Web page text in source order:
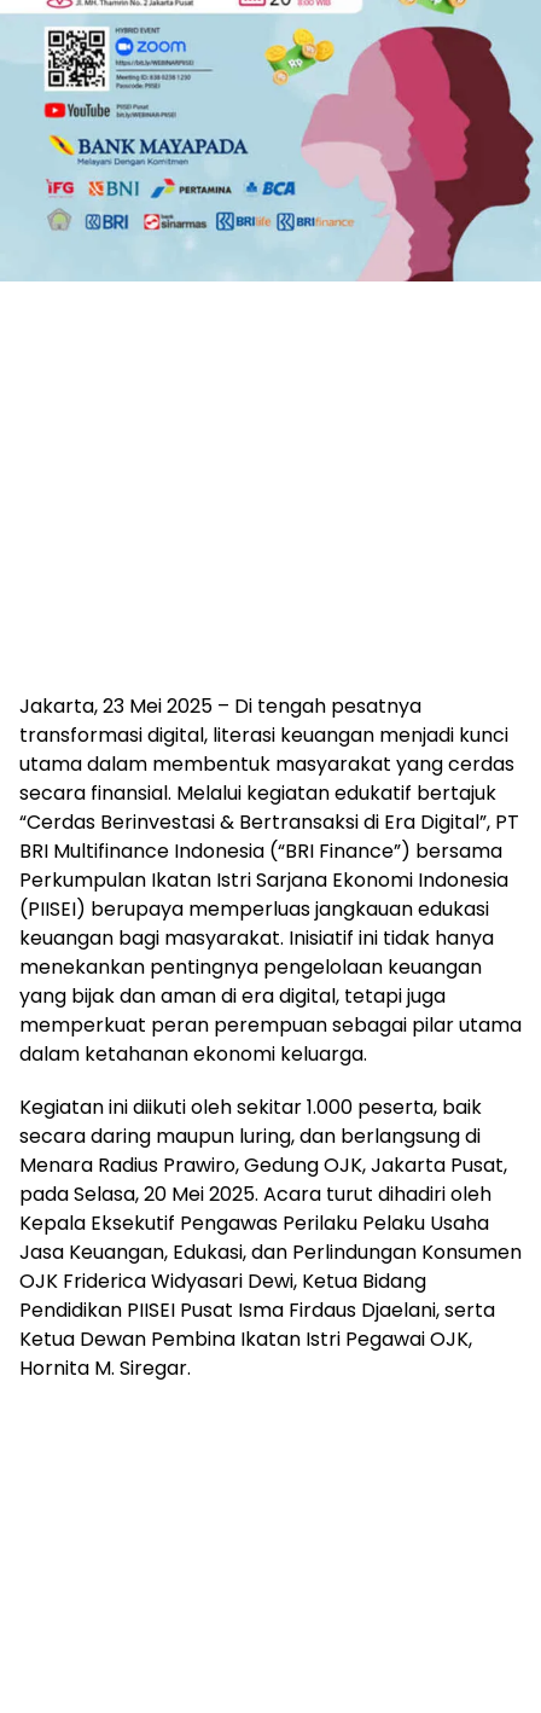
Jakarta, 23 Mei 2025 – Di tengah pesatnya
transformasi digital, literasi keuangan menjadi kunci
utama dalam membentuk masyarakat yang cerdas
secara finansial. Melalui kegiatan edukatif bertajuk
“Cerdas Berinvestasi & Bertransaksi di Era Digital”, PT
BRI Multifinance Indonesia (“BRI Finance”) bersama
Perkumpulan Ikatan Istri Sarjana Ekonomi Indonesia
(PIISEI) berupaya memperluas jangkauan edukasi
keuangan bagi masyarakat. Inisiatif ini tidak hanya
menekankan pentingnya pengelolaan keuangan
yang bijak dan aman di era digital, tetapi juga
memperkuat peran perempuan sebagai pilar utama
dalam ketahanan ekonomi keluarga.
Kegiatan ini diikuti oleh sekitar 1.000 peserta, baik
secara daring maupun luring, dan berlangsung di
Menara Radius Prawiro, Gedung OJK, Jakarta Pusat,
pada Selasa, 20 Mei 2025. Acara turut dihadiri oleh
Kepala Eksekutif Pengawas Perilaku Pelaku Usaha
Jasa Keuangan, Edukasi, dan Perlindungan Konsumen
OJK Friderica Widyasari Dewi, Ketua Bidang
Pendidikan PIISEI Pusat Isma Firdaus Djaelani, serta
Ketua Dewan Pembina Ikatan Istri Pegawai OJK,
Hornita M. Siregar.